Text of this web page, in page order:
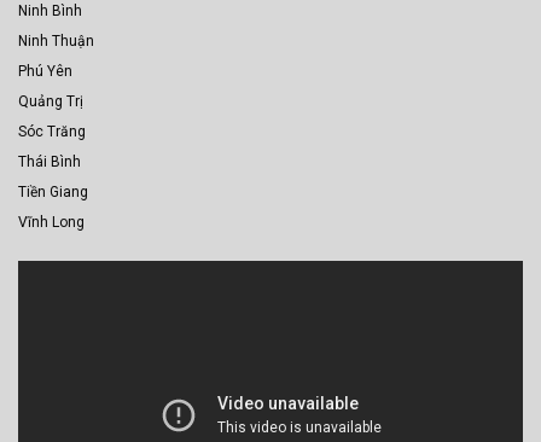
Ninh Bình
Ninh Thuận
Phú Yên
Quảng Trị
Sóc Trăng
Thái Bình
Tiền Giang
Vĩnh Long